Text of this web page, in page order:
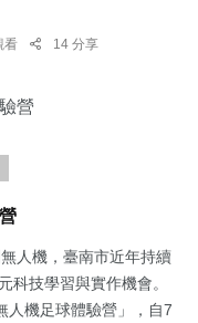
看 14 分享
人機，臺南市近年持續
科技學習與實作機會。
人機足球體驗營」，自7